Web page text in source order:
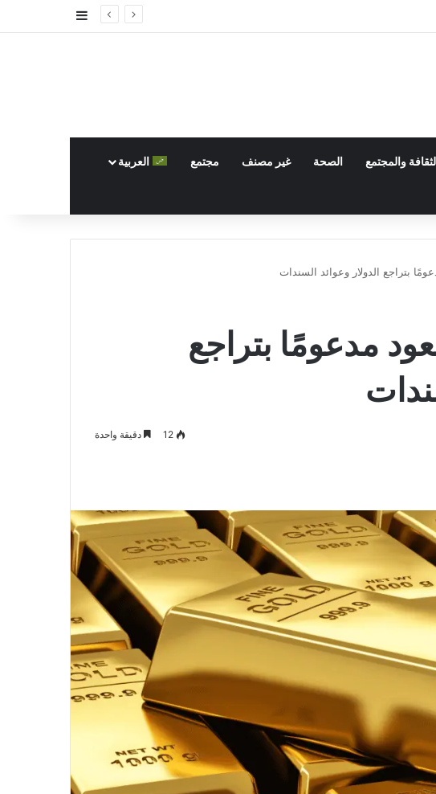
إضافة عمود
والمجتمع الصحة غير مصنف مجتمع العربية
بتراجع الدولار وعوائد السندات
مدعومًا بتراجع
12 دقيقة واحدة